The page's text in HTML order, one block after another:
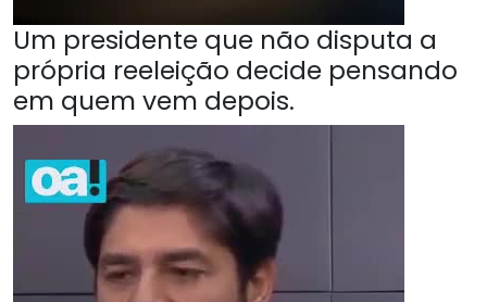
Um presidente que não disputa a
própria reeleição decide pensando
em quem vem depois.